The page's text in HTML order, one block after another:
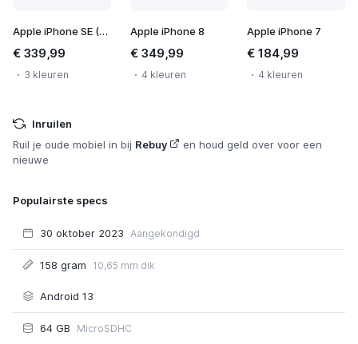
Apple iPhone SE (2020)
€ 339,99
3 kleuren
Apple iPhone 8
€ 349,99
4 kleuren
Apple iPhone 7
€ 184,99
4 kleuren
Inruilen
Ruil je oude mobiel in bij Rebuy
en houd geld over voor een
nieuwe
Populairste specs
30 oktober 2023 Aangekondigd
158 gram 10,65 mm dik
Android 13
64 GB MicroSDHC